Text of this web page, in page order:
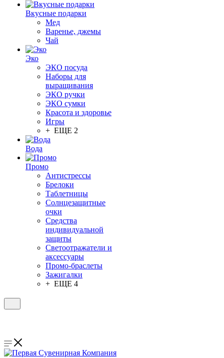
Вкусные подарки
Мед
Варенье, джемы
Чай
Эко
ЭКО посуда
Наборы для
выращивания
ЭКО ручки
ЭКО сумки
Красота и здоровье
Игры
+ ЕЩЕ 2
Вода
Промо
Антистрессы
Брелоки
Таблетницы
Солнцезащитные
очки
Средства
индивидуальной
защиты
Светоотражатели и
аксессуары
Промо-браслеты
Зажигалки
+ ЕЩЕ 4